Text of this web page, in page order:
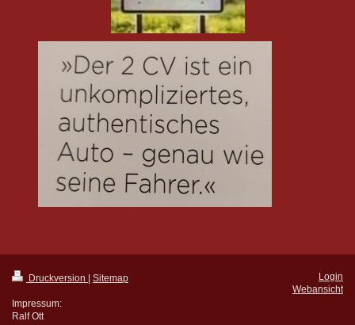
Druckversion | Sitemap
Impressum:
Ralf Ott
Login
Webansicht